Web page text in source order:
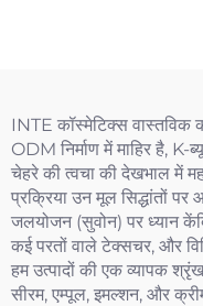
INTE कॉस्मेटिक्स वास्तविक
ODM निर्माण में माहिर है,
चेहरे की त्वचा की देखभाल में
प्रक्रिया उन मूल सिद्धांतों पर
जलयोजन (सुवोन) पर ध्यान
कई परतों वाले टेक्सचर, और
हम उत्पादों की एक व्यापक
सीरम, एम्पूल, इमल्शन, और